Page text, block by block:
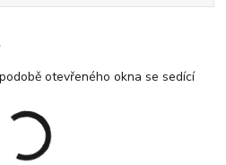
otevřeného okna se sedící